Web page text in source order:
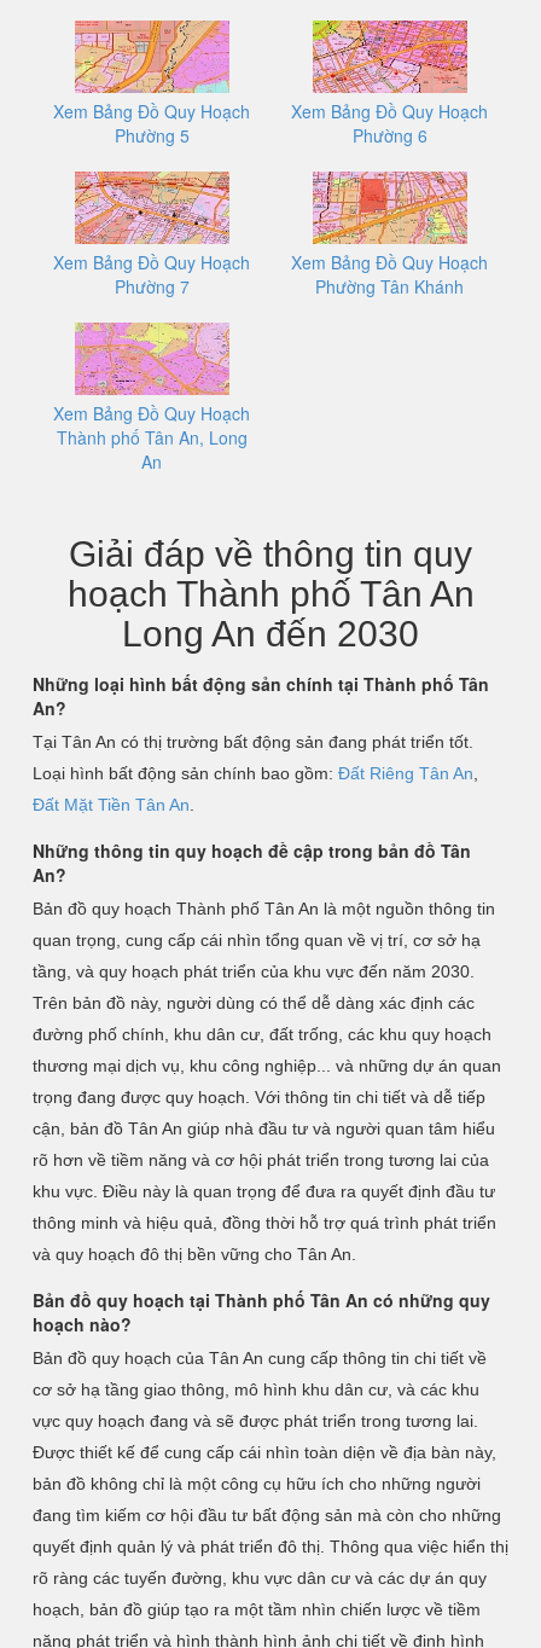
Xem Bảng Đồ Quy Hoạch
Phường 5
Xem Bảng Đồ Quy Hoạch
Phường 6
Xem Bảng Đồ Quy Hoạch
Phường 7
Xem Bảng Đồ Quy Hoạch
Phường Tân Khánh
Xem Bảng Đồ Quy Hoạch
Thành phố Tân An, Long
An
Giải đáp về thông tin quy
hoạch Thành phố Tân An
Long An đến 2030
Những loại hình bất động sản chính tại Thành phố Tân
An?
Tại Tân An có thị trường bất động sản đang phát triển tốt.
Loại hình bất động sản chính bao gồm: Đất Riêng Tân An
Đất Mặt Tiền Tân An
Những thông tin quy hoạch đề cập trong bản đồ Tân
An?
Bản đồ quy hoạch Thành phố Tân An là một nguồn thông tin
quan trọng, cung cấp cái nhìn tổng quan về vị trí, cơ sở hạ
tầng, và quy hoạch phát triển của khu vực đến năm 2030.
Trên bản đồ này, người dùng có thể dễ dàng xác định các
đường phố chính, khu dân cư, đất trống, các khu quy hoạch
thương mại dịch vụ, khu công nghiệp... và những dự án quan
trọng đang được quy hoạch. Với thông tin chi tiết và dễ tiếp
cận, bản đồ Tân An giúp nhà đầu tư và người quan tâm hiểu
rõ hơn về tiềm năng và cơ hội phát triển trong tương lai của
khu vực. Điều này là quan trọng để đưa ra quyết định đầu tư
thông minh và hiệu quả, đồng thời hỗ trợ quá trình phát triển
và quy hoạch đô thị bền vững cho Tân An.
Bản đồ quy hoạch tại Thành phố Tân An có những quy
hoạch nào?
Bản đồ quy hoạch của Tân An cung cấp thông tin chi tiết về
cơ sở hạ tầng giao thông, mô hình khu dân cư, và các khu
vực quy hoạch đang và sẽ được phát triển trong tương lai.
Được thiết kế để cung cấp cái nhìn toàn diện về địa bàn này,
bản đồ không chỉ là một công cụ hữu ích cho những người
đang tìm kiếm cơ hội đầu tư bất động sản mà còn cho những
quyết định quản lý và phát triển đô thị. Thông qua việc hiển thị
rõ ràng các tuyến đường, khu vực dân cư và các dự án quy
hoạch, bản đồ giúp tạo ra một tầm nhìn chiến lược về tiềm
năng phát triển và hình thành hình ảnh chi tiết về định hình